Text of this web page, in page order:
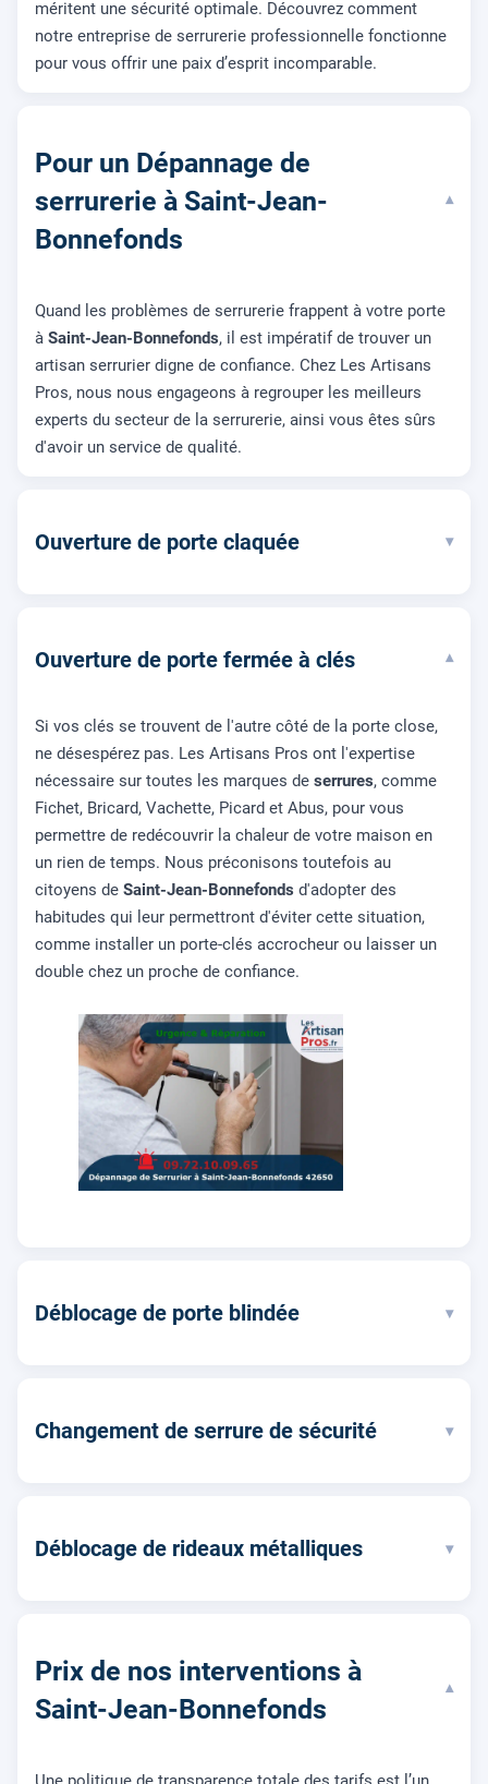
méritent une sécurité optimale. Découvrez comment
notre entreprise de serrurerie professionnelle fonctionne
pour vous offrir une paix d’esprit incomparable.
Pour un Dépannage de
serrurerie à Saint-Jean-
Bonnefonds
▾
Quand les problèmes de serrurerie frappent à votre porte
à Saint-Jean-Bonnefonds, il est impératif de trouver un
artisan serrurier digne de confiance. Chez Les Artisans
Pros, nous nous engageons à regrouper les meilleurs
experts du secteur de la serrurerie, ainsi vous êtes sûrs
d'avoir un service de qualité.
Ouverture de porte claquée ▾
Ouverture de porte fermée à clés ▾
Si vos clés se trouvent de l'autre côté de la porte close,
ne désespérez pas. Les Artisans Pros ont l'expertise
nécessaire sur toutes les marques de serrures, comme
Fichet, Bricard, Vachette, Picard et Abus, pour vous
permettre de redécouvrir la chaleur de votre maison en
un rien de temps. Nous préconisons toutefois au
citoyens de Saint-Jean-Bonnefonds d'adopter des
habitudes qui leur permettront d'éviter cette situation,
comme installer un porte-clés accrocheur ou laisser un
double chez un proche de confiance.
Déblocage de porte blindée ▾
Changement de serrure de sécurité ▾
Déblocage de rideaux métalliques ▾
Prix de nos interventions à
Saint-Jean-Bonnefonds
▾